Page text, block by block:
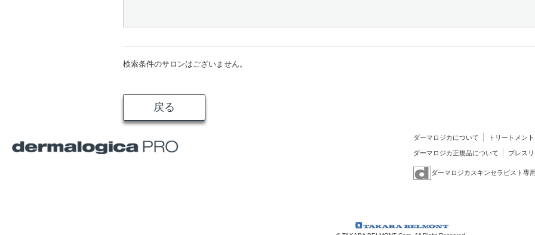
検索条件のサロンはございません。
戻る
ダーマロジカについて トリートメント
ダーマロジカ正規品について プレス
ダーマロジカスキンセラピスト専